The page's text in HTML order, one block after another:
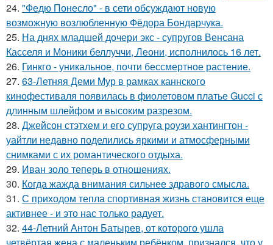
24. "Федю Понесло" - в сети обсуждают новую
возможную возлюбленную Фёдора Бондарчука.
25. На днях младшей дочери экс - супругов Венсана
Касселя и Моники беллуччи, Леони, исполнилось 16 лет.
26. Гинкго - уникальное, почти бессмертное растение.
27. 63-Летняя Деми Мур в рамках каннского
кинофестиваля появилась в фиолетовом платье Gucci с
длинным шлейфом и высоким разрезом.
28. Джейсон стэтхем и его супруга роузи хантингтон -
уайтли недавно поделились яркими и атмосферными
снимками с их романтического отдыха.
29. Иван золо теперь в отношениях.
30. Когда жажда внимания сильнее здравого смысла.
31. С приходом тепла спортивная жизнь становится еще
активнее - и это нас только радует.
32. 44-Летний Антон Батырев, от которого ушла